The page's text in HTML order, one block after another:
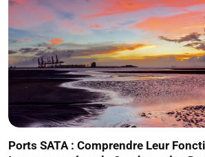
Ports SATA : Comprendre Leur